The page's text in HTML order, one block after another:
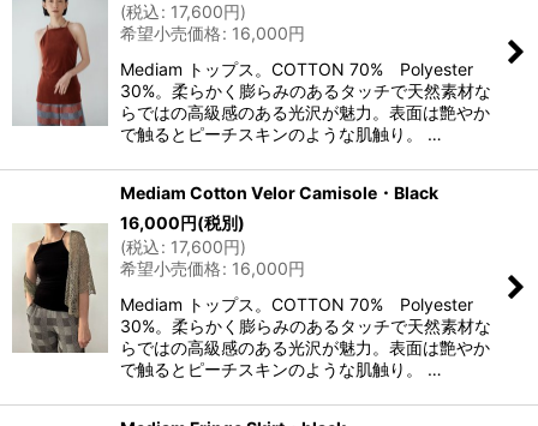
(税込: 17,600円)
希望小売価格: 16,000円
Mediam トップス。COTTON 70% Polyester
30%。柔らかく膨らみのあるタッチで天然素材な
らではの高級感のある光沢が魅力。表面は艶やか
で触るとピーチスキンのような肌触り。 …
Mediam Cotton Velor Camisole・Black
16,000円(税別)
(税込: 17,600円)
希望小売価格: 16,000円
Mediam トップス。COTTON 70% Polyester
30%。柔らかく膨らみのあるタッチで天然素材な
らではの高級感のある光沢が魅力。表面は艶やか
で触るとピーチスキンのような肌触り。 …